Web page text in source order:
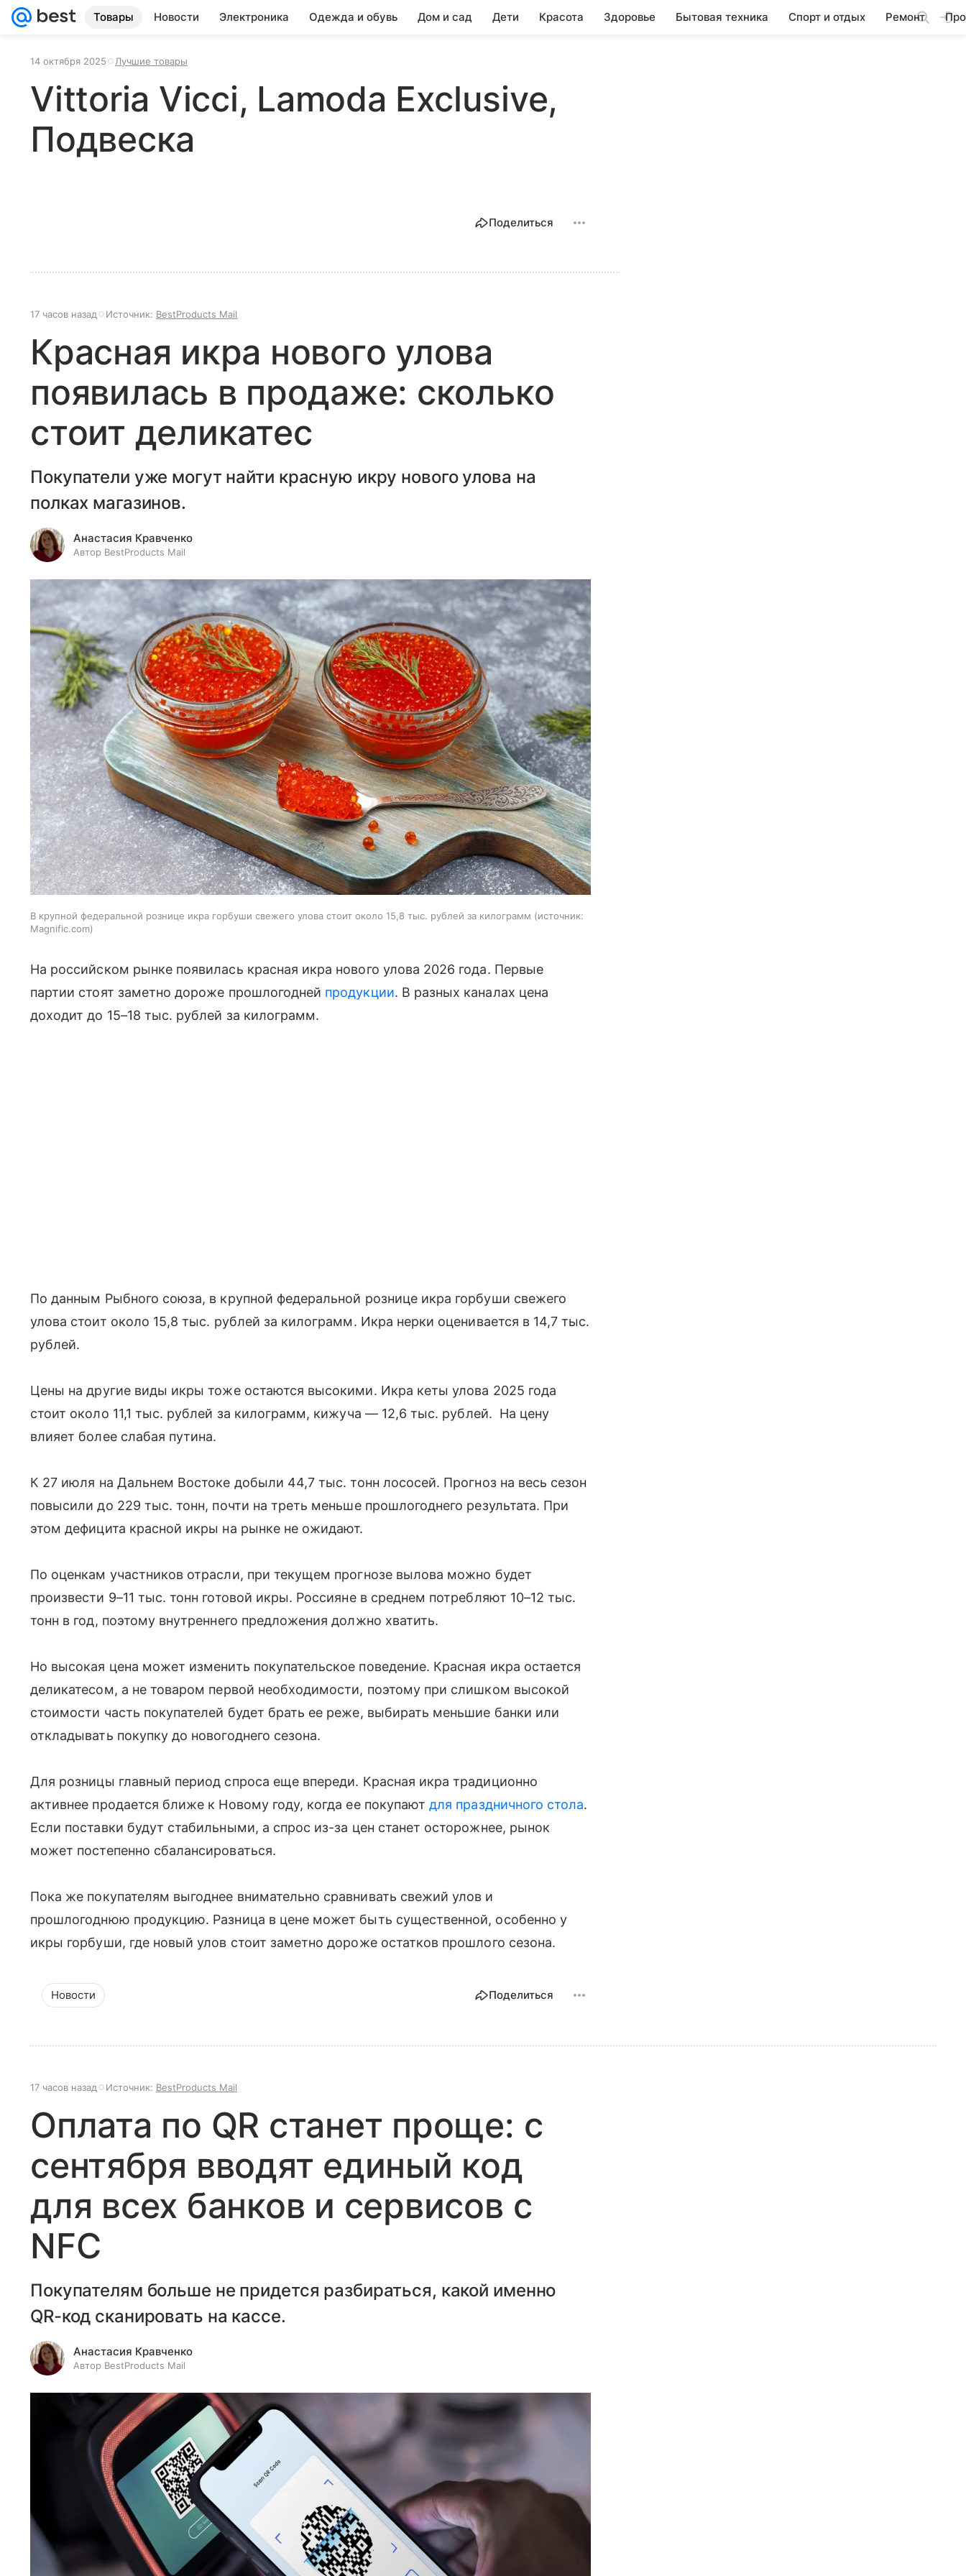
Товары Новости Электроника Одежда и обувь Дом и сад Дети Красота Здоровье Бытовая техника Спорт и отдых Ремонт
14 октября 2025 Лучшие товары
Vittoria Vicci, Lamoda Exclusive,
Подвеска
Поделиться
17 часов назад Источник: BestProducts Mail
Красная икра нового улова
появилась в продаже: сколько
стоит деликатес
Покупатели уже могут найти красную икру нового улова на
полках магазинов.
Анастасия Кравченко
Автор BestProducts Mail
В крупной федеральной рознице икра горбуши свежего улова стоит около 15,8 тыс. рублей за килограмм
источник:
Magnific.com
На российском рынке появилась красная икра нового улова 2026 года. Первые
партии стоят заметно дороже прошлогодней продукции. В разных каналах цена
доходит до 15–18 тыс. рублей за килограмм.
По данным Рыбного союза, в крупной федеральной рознице икра горбуши свежего
улова стоит около 15,8 тыс. рублей за килограмм. Икра нерки оценивается в 14,7 тыс.
рублей.
Цены на другие виды икры тоже остаются высокими. Икра кеты улова 2025 года
стоит около 11,1 тыс. рублей за килограмм, кижуча — 12,6 тыс. рублей. На цену
влияет более слабая путина.
К 27 июля на Дальнем Востоке добыли 44,7 тыс. тонн лососей. Прогноз на весь сезон
повысили до 229 тыс. тонн, почти на треть меньше прошлогоднего результата. При
этом дефицита красной икры на рынке не ожидают.
По оценкам участников отрасли, при текущем прогнозе вылова можно будет
произвести 9–11 тыс. тонн готовой икры. Россияне в среднем потребляют 10–12 тыс.
тонн в год, поэтому внутреннего предложения должно хватить.
Но высокая цена может изменить покупательское поведение. Красная икра остается
деликатесом, а не товаром первой необходимости, поэтому при слишком высокой
стоимости часть покупателей будет брать ее реже, выбирать меньшие банки или
откладывать покупку до новогоднего сезона.
Для розницы главный период спроса еще впереди. Красная икра традиционно
активнее продается ближе к Новому году, когда ее покупаютдля праздничного стола.
Если поставки будут стабильными, а спрос из-за цен станет осторожнее, рынок
может постепенно сбалансироваться.
Пока же покупателям выгоднее внимательно сравнивать свежий улов и
прошлогоднюю продукцию. Разница в цене может быть существенной, особенно у
икры горбуши, где новый улов стоит заметно дороже остатков прошлого сезона.
Новости Поделиться
17 часов назад Источник: BestProducts Mail
Оплата по QR станет проще: с
сентября вводят единый код
для всех банков и сервисов с
NFC
Покупателям больше не придется разбираться, какой именно
QR-код сканировать на кассе.
Анастасия Кравченко
Автор BestProducts Mail